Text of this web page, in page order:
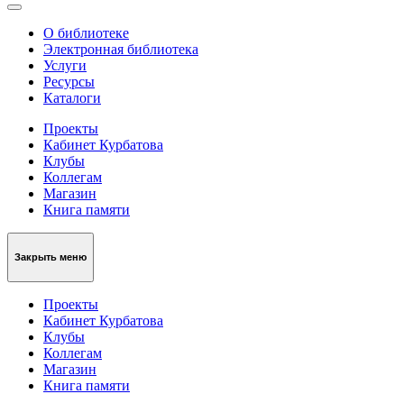
О библиотеке
Электронная библиотека
Услуги
Ресурсы
Каталоги
Проекты
Кабинет Курбатова
Клубы
Коллегам
Магазин
Книга памяти
Закрыть меню
Проекты
Кабинет Курбатова
Клубы
Коллегам
Магазин
Книга памяти